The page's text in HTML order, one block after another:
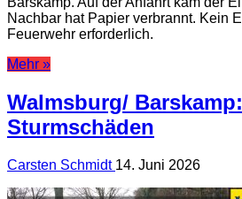
Nachbar hat Papier verbrannt. Kein
Feuerwehr erforderlich.
Mehr »
Walmsburg/ Barskamp:
Sturmschäden
Carsten Schmidt 14. Juni 2026